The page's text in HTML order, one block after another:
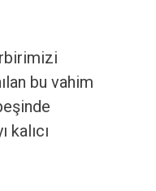
bu vahim
kalıcı